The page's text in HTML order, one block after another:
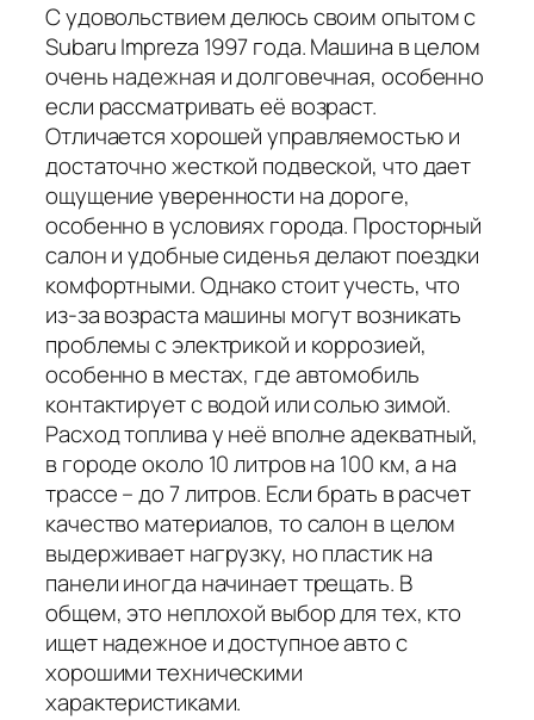
С удовольствием делюсь своим опытом с
Subaru Impreza 1997 года. Машина в целом
очень надежная и долговечная, особенно
если рассматривать её возраст.
Отличается хорошей управляемостью и
достаточно жесткой подвеской, что дает
ощущение уверенности на дороге,
особенно в условиях города. Просторный
салон и удобные сиденья делают поездки
комфортными. Однако стоит учесть, что
из-за возраста машины могут возникать
проблемы с электрикой и коррозией,
особенно в местах, где автомобиль
контактирует с водой или солью зимой.
Расход топлива у неё вполне адекватный,
в городе около 10 литров на 100 км, а на
трассе – до 7 литров. Если брать в расчет
качество материалов, то салон в целом
выдерживает нагрузку, но пластик на
панели иногда начинает трещать. В
общем, это неплохой выбор для тех, кто
ищет надежное и доступное авто с
хорошими техническими
характеристиками.